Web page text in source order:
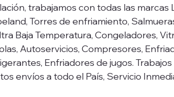
trabajamos con todas las marcas
Torres de enfriamiento,
Baja Temperatura, Congeladores,
Autoservicios, Compresores,
Enfriadores de jugos.
envíos a todo el País, Servicio